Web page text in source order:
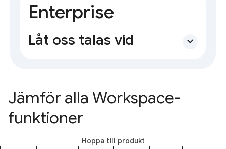
Enterprise
Låt oss talas vid expand_more
Jämför alla Workspace-
funktioner
Hoppa till produkt